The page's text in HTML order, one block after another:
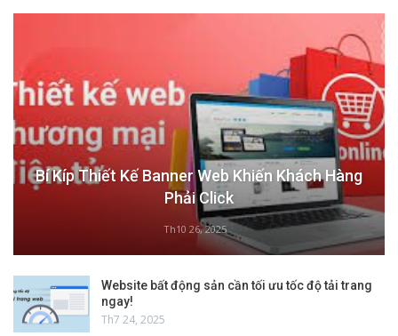
Bí Kíp Thiết Kế Banner Web Khiến Khách Hàng
Phải Click
Th10 26, 2025
Website bất động sản cần tối ưu tốc độ tải trang
ngay!
Th7 24, 2025